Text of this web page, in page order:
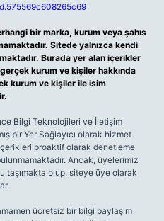
bir marka, kurum veya şahıs
Sitede yalnızca kendi
Burada yer alan içerikler
kurum ve kişiler hakkında
kurum ve kişiler ile isim
Bilgi Teknolojileri ve İletişim
bir Yer Sağlayıcı olarak hizmet
proaktif olarak denetleme
Ancak, üyelerimiz
taşımakta olup, siteye üye olarak
ücretsiz bir bilgi paylaşım